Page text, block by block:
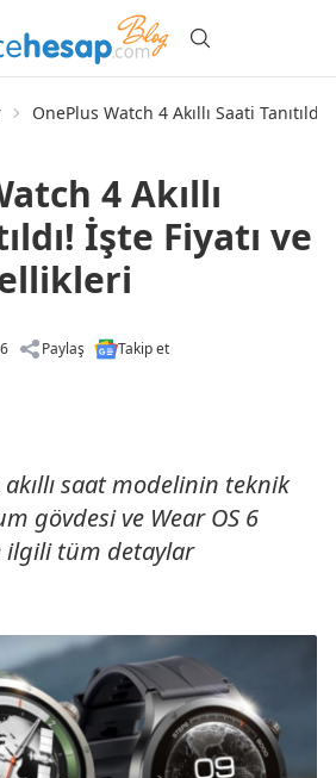
OnePlus Watch 4 Akıllı Saati
4 Akıllı
İşte Fiyatı ve
Paylaş Takip et
saat modelinin teknik
gövdesi ve Wear OS 6
ilgili tüm detaylar